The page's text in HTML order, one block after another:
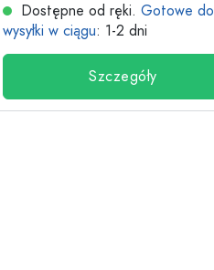
Dostępne od ręki. Gotowe do
wysyłki w ciągu: 1-2 dni
Szczegóły